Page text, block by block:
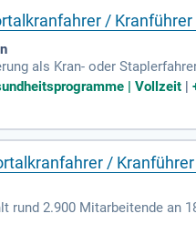
/
als Kran- oder
Transport von Gleis- und
Verladen von
und zu erweitern.
| Vollzeit |
/
rund 2.900 Mitarbeitende an
Lösungen voran. Als